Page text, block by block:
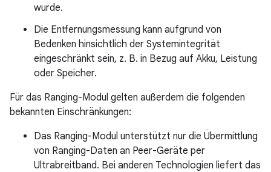
wurde.
Die Entfernungsmessung kann aufgrund von
Bedenken hinsichtlich der Systemintegrität
eingeschränkt sein, z. B. in Bezug auf Akku, Leistung
oder Speicher.
Für das Ranging-Modul gelten außerdem die folgenden
bekannten Einschränkungen:
Das Ranging-Modul unterstützt nur die Übermittlung
von Ranging-Daten an Peer-Geräte per
Ultrabreitband. Bei anderen Technologien liefert das